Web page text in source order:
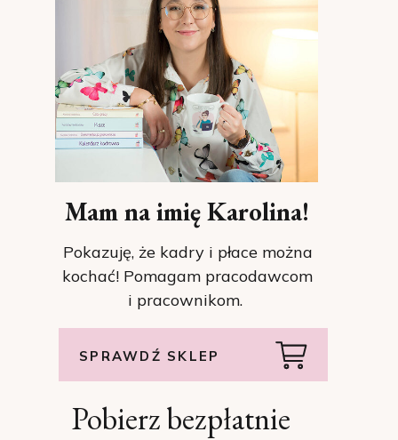
Pokazuję, że kadry i płace można
kochać! Pomagam pracodawcom
i pracownikom.
SPRAWDŹ SKLEP
Pobierz bezpłatnie
Mam na imię Karolina!